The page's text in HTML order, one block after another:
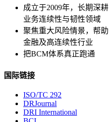
成立于2009年，长期深耕
业务连续性与韧性领域
聚焦重大风险情景，帮助
金融及高连续性行业
把BCM体系真正跑通
国际链接
ISO/TC 292
DRJournal
DRI International